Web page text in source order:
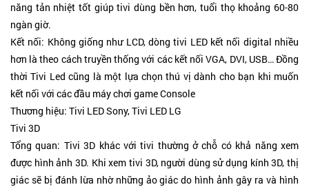
năng tản nhiệt tốt giúp tivi dùng bền hơn, tuổi thọ khoảng 60-80
ngàn giờ.
Kết nối: Không giống như LCD, dòng tivi LED kết nối digital nhiều
hơn là theo cách truyền thống với các kết nối VGA, DVI, USB… Đồng
thời Tivi Led cũng là một lựa chọn thú vị dành cho bạn khi muốn
kết nối với các đầu máy chơi game Console
Thương hiệu: Tivi LED Sony, Tivi LED LG
Tivi 3D
Tổng quan: Tivi 3D khác với tivi thường ở chỗ có khả năng xem
được hình ảnh 3D. Khi xem tivi 3D, người dùng sử dụng kính 3D, thị
giác sẽ bị đánh lừa nhờ những ảo giác do hình ảnh gây ra và hình